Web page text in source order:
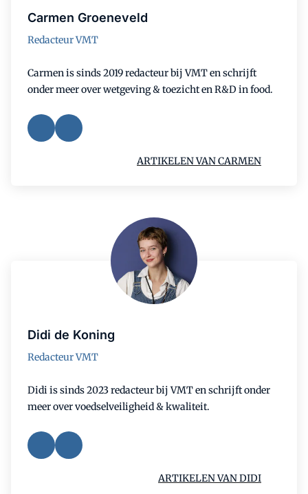
Carmen Groeneveld
Redacteur VMT
Carmen is sinds 2019 redacteur bij VMT en schrijft
onder meer over wetgeving & toezicht en R&D in food.
ARTIKELEN VAN CARMEN
Didi de Koning
Redacteur VMT
Didi is sinds 2023 redacteur bij VMT en schrijft onder
meer over voedselveiligheid & kwaliteit.
ARTIKELEN VAN DIDI